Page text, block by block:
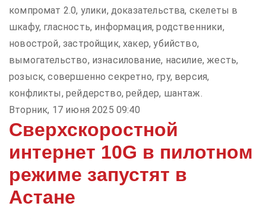
компромат 2.0, улики, доказательства, скелеты в
шкафу, гласность, информация, родственники,
новострой, застройщик, хакер, убийство,
вымогательство, изнасилование, насилие, жесть,
розыск, совершенно секретно, гру, версия,
конфликты, рейдерство, рейдер, шантаж.
Вторник, 17 июня 2025 09:40
Сверхскоростной
интернет 10G в пилотном
режиме запустят в
Астане